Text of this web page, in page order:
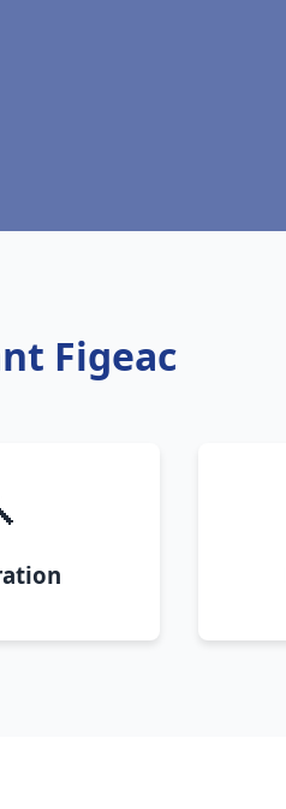
Figeac